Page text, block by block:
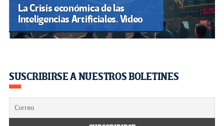
La Crisis económica de las
Inteligencias Artificiales. Video
SUSCRIBIRSE A NUESTROS BOLETINES